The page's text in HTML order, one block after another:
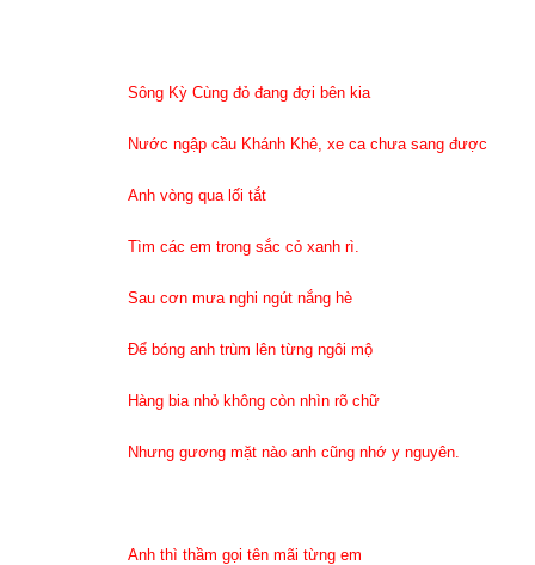
Sông Kỳ Cùng đỏ đang đợi bên kia
Nước ngập cầu Khánh Khê, xe ca chưa sang được
Anh vòng qua lối tắt
Tìm các em trong sắc cỏ xanh rì.
Sau cơn mưa nghi ngút nắng hè
Để bóng anh trùm lên từng ngôi mộ
Hàng bia nhỏ không còn nhìn rõ chữ
Nhưng gương mặt nào anh cũng nhớ y nguyên.
Anh thì thầm gọi tên mãi từng em